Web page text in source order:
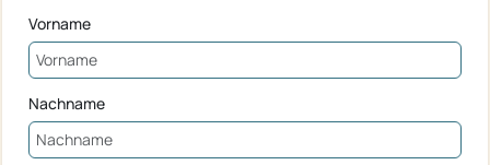
Vorname
Nachname